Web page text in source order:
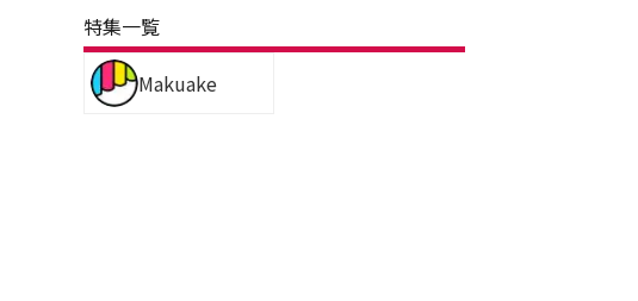
特集一覧
Makuake